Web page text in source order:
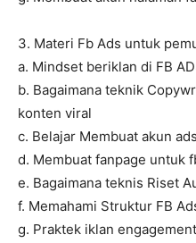
3. Materi Fb Ads untuk
a. Mindset beriklan di FB
b. Bagaimana teknik
konten viral
c. Belajar Membuat akun
d. Membuat fanpage untuk
e. Bagaimana teknis Riset
f. Memahami Struktur FB
g. Praktek iklan engagement